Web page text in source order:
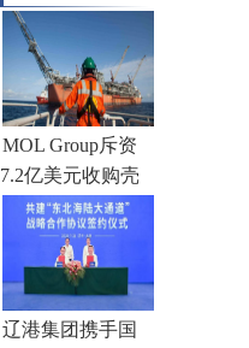
MOL Group斥资
7.2亿美元收购壳
牌旗下塞浦路斯
子公司
辽港集团携手国